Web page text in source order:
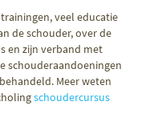
veel educatie
de schouder, over de
en zijn verband met
schouderaandoeningen
Meer weten
schoudercursus